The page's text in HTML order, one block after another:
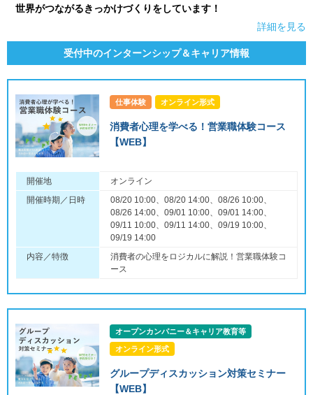
世界がつながるきっかけづくりをしています！
詳細を見る
受付中のインターンシップ＆キャリア情報
仕事体験 オンライン形式
消費者心理を学べる！営業職体験コース
【WEB】
開催地
オンライン
開催時期／日時
08/20 10:00、08/20 14:00、08/26 10:00、
08/26 14:00、09/01 10:00、09/01 14:00、
09/11 10:00、09/11 14:00、09/19 10:00、
09/19 14:00
内容／特徴
消費者の心理をロジカルに解説！営業職体験コ
ース
オープンカンパニー＆キャリア教育等
オンライン形式
グループディスカッション対策セミナー
【WEB】